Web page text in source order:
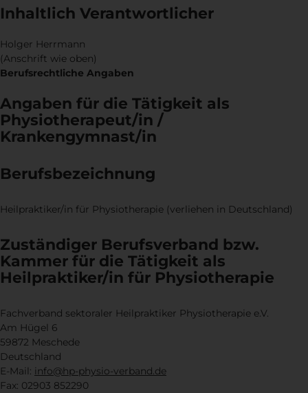
Inhaltlich Verantwortlicher
Holger Herrmann
(Anschrift wie oben)
Berufsrechtliche Angaben
Angaben für die Tätigkeit als
Physiotherapeut/in /
Krankengymnast/in
Berufsbezeichnung
Heilpraktiker/in für Physiotherapie (verliehen in Deutschland)
Zuständiger Berufsverband bzw.
Kammer für die Tätigkeit als
Heilpraktiker/in für Physiotherapie
Fachverband sektoraler Heilpraktiker Physiotherapie e.V.
Am Hügel 6
59872 Meschede
Deutschland
E-Mail: info@hp-physio-verband.de
Fax: 02903 852290